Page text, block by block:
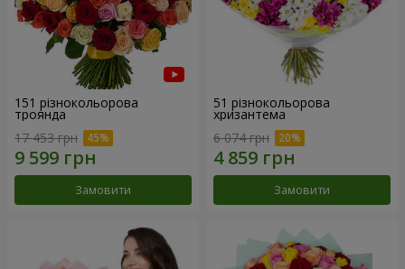
151 різнокольорова
троянда
17 453 грн
Замовити
51 різнокольорова
хризантема
6 074 грн
Замовити